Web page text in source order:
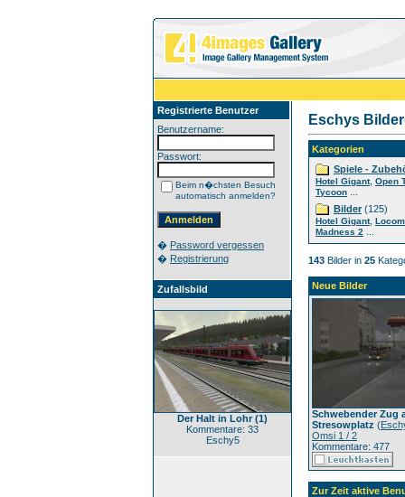
Registrierte Benutzer
Benutzername:
Passwort:
Beim n�chsten Besuch
automatisch anmelden?
� Password vergessen
� Registrierung
Zufallsbild
Der Halt in Lohr (1)
Kommentare: 33
Eschy5
Eschys
Kategorien
Spiele -
Hotel Gigant, Open
Tycoon
Bilder(125)
Hotel Gigant,
Madness 2
143 Bilder in 25
Neue Bilder
Schwebender Zug
Stresowplatz (
Omsi 1 / 2
Kommentare: 477
Zur Zeit aktive